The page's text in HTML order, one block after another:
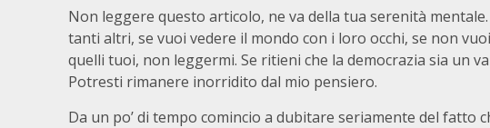
Non leggere questo articolo, ne va della tua serenità
tanti altri, se vuoi vedere il mondo con i loro occhi, se non
quelli tuoi, non leggermi. Se ritieni che la democrazia sia un
Potresti rimanere inorridito dal mio pensiero.
Da un po’ di tempo comincio a dubitare seriamente del fatto